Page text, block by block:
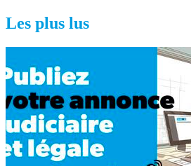
Les plus lus